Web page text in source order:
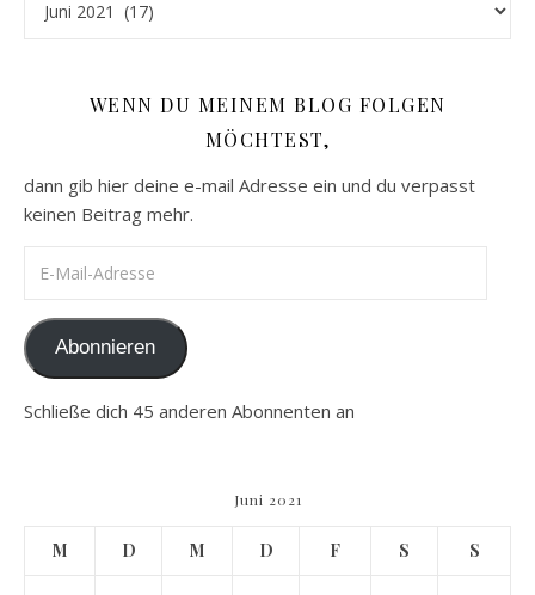
WENN DU MEINEM BLOG FOLGEN
MÖCHTEST,
dann gib hier deine e-mail Adresse ein und du verpasst
keinen Beitrag mehr.
Abonnieren
Schließe dich 45 anderen Abonnenten an
Juni 2021
M D M D F S S